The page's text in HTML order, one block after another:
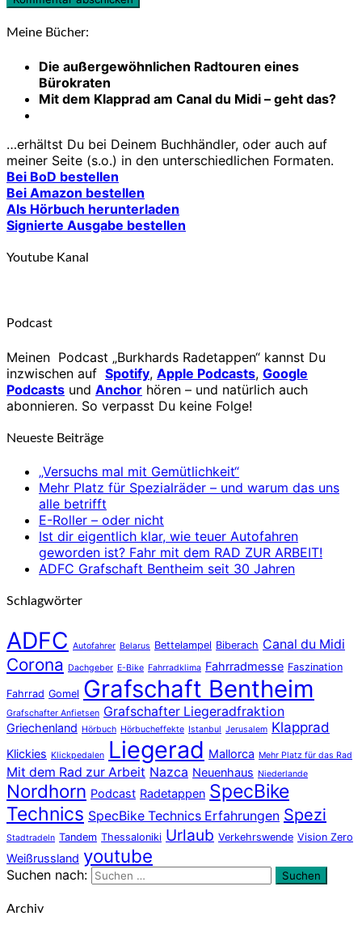
Meine Bücher:
Die außergewöhnlichen Radtouren eines
Bürokraten
Mit dem Klapprad am Canal du Midi – geht das?
…erhältst Du bei Deinem Buchhändler, oder auch auf
meiner Seite (s.o.) in den unterschiedlichen Formaten.
Bei BoD bestellen
Bei Amazon bestellen
Als Hörbuch herunterladen
Signierte Ausgabe bestellen
Youtube Kanal
Podcast
Meinen Podcast „Burkhards Radetappen“ kannst Du
inzwischen auf Spotify, Apple Podcasts, Google
Podcasts und Anchor hören – und natürlich auch
abonnieren. So verpasst Du keine Folge!
Neueste Beiträge
„Versuchs mal mit Gemütlichkeit“
Mehr Platz für Spezialräder – und warum das uns
alle betrifft
E-Roller – oder nicht
Ist dir eigentlich klar, wie teuer Autofahren
geworden ist? Fahr mit dem RAD ZUR ARBEIT!
ADFC Grafschaft Bentheim seit 30 Jahren
Schlagwörter
ADFC Autofahrer Belarus Bettelampel Biberach Canal du Midi
Corona Dachgeber E-Bike Fahrradklima Fahrradmesse Faszination
Fahrrad Gomel Grafschaft Bentheim
Grafschafter Anfietsen Grafschafter Liegeradfraktion
Griechenland Hörbuch Hörbucheffekte Istanbul Jerusalem Klapprad
Klickies Klickpedalen Liegerad Mallorca Mehr Platz für das Rad
Mit dem Rad zur Arbeit Nazca Neuenhaus Niederlande
Nordhorn Podcast Radetappen SpecBike
Technics SpecBike Technics Erfahrungen Spezi
Stadtradeln Tandem Thessaloniki Urlaub Verkehrswende Vision Zero
Weißrussland youtube
Suchen nach: Suchen
Archiv